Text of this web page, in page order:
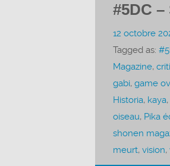
#5DC
12 octobre
Tagged as:
Magazine,
gabi, game
Historia, kaya,
oiseau, Pika
shonen
meurt, vision,